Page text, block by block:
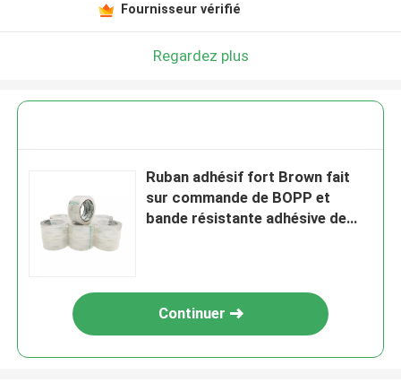
Fournisseur vérifié
Regardez plus
Ruban adhésif fort Brown fait
sur commande de BOPP et
bande résistante adhésive de
Continuer